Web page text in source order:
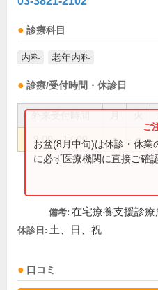
診療科目
内科 老年内科
診療/受付時間・休診日
9:00～17:00 ● ●
お盆(8月中旬)は休診・休業
に必ず医療機関に直接ご確
備考: 在宅療養支援診
休診日: 土、日、祝
口コミ